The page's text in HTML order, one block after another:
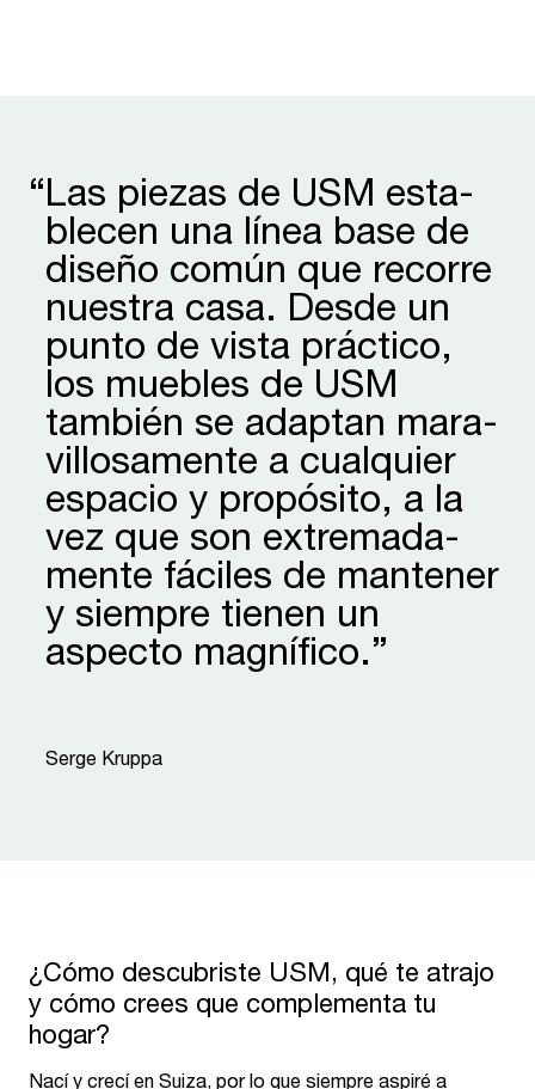
“Las piezas de USM esta­
blecen una línea base de
diseño común que recorre
nuestra casa. Desde un
punto de vista práctico,
los muebles de USM
también se adaptan mara­
villo­samente a cualquier
espacio y propósito, a la
vez que son extre­mada­
mente fáciles de mantener
y siempre tienen un
aspecto magnífico.”
Serge Kruppa
¿Cómo descubriste USM, qué te atrajo
y cómo crees que complementa tu
hogar?
Nací y crecí en Suiza, por lo que siempre aspiré a